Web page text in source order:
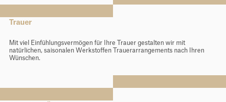
Trauer
Mit viel Einfühlungsvermögen für Ihre Trauer gestalten wir mit
natürlichen, saisonalen Werkstoffen Trauerarrangements nach Ihren
Wünschen.